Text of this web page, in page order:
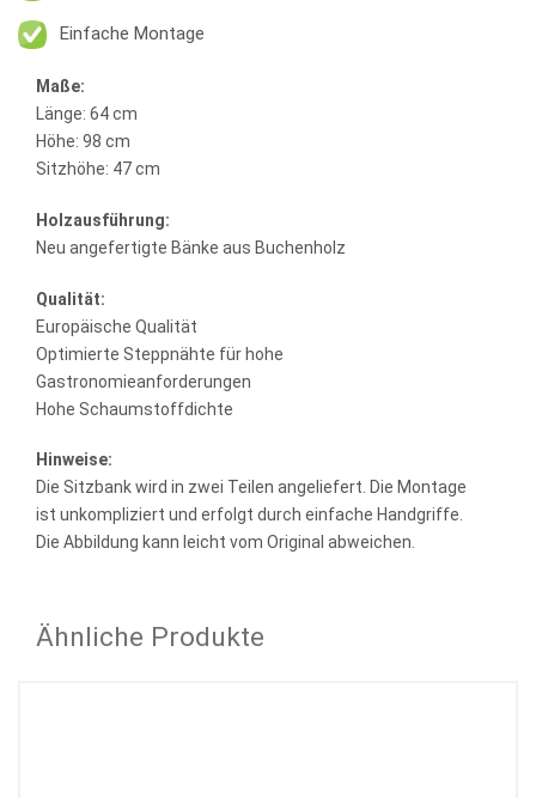
Einfache Montage
Maße:
Länge: 64 cm
Höhe: 98 cm
Sitzhöhe: 47 cm
Holzausführung:
Neu angefertigte Bänke aus Buchenholz
Qualität:
Europäische Qualität
Optimierte Steppnähte für hohe
Gastronomieanforderungen
Hohe Schaumstoffdichte
Hinweise:
Die Sitzbank wird in zwei Teilen angeliefert. Die Montage
ist unkompliziert und erfolgt durch einfache Handgriffe.
Die Abbildung kann leicht vom Original abweichen.
Ähnliche Produkte